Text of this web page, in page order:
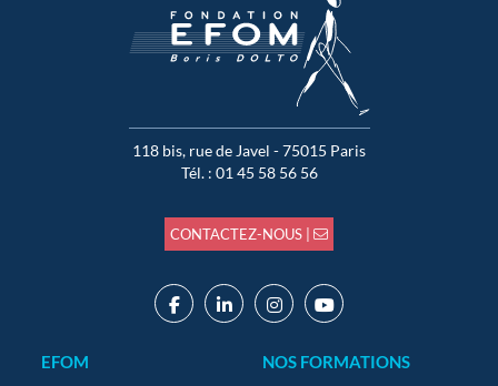
118 bis, rue de Javel - 75015 Paris
Tél. : 01 45 58 56 56
CONTACTEZ-NOUS |
EFOM NOS FORMATIONS